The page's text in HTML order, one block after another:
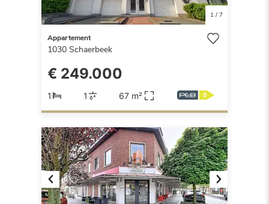
1/ 7
Appartement
1030 Schaerbeek
€ 249.000
1 1 67 m²
Previous Next